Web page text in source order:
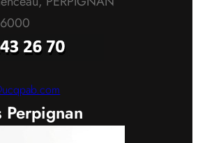
Perpignan